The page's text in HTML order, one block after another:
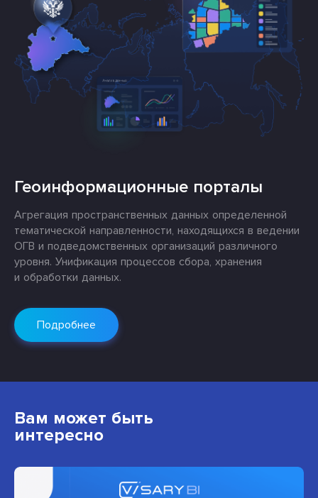
Геоинформационные порталы
Агрегация пространственных данных определенной
тематической направленности, находящихся в ведении
ОГВ и подведомственных организаций различного
уровня. Унификация процессов сбора, хранения
и обработки данных.
Подробнее
Вам может быть
интересно